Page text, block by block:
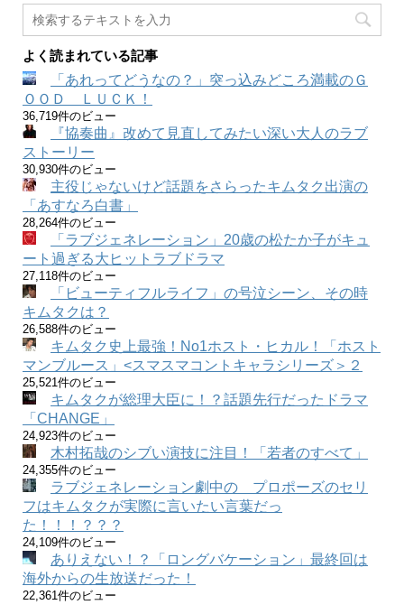
よく読まれている記事
「あれってどうなの？」突っ込みどころ満載のＧ
ＯＯＤ ＬＵＣＫ！
36,719件のビュー
『協奏曲』改めて見直してみたい深い大人のラブ
ストーリー
30,930件のビュー
主役じゃないけど話題をさらったキムタク出演の
「あすなろ白書」
28,264件のビュー
「ラブジェネレーション」20歳の松たか子がキュ
ート過ぎる大ヒットラブドラマ
27,118件のビュー
「ビューティフルライフ」の号泣シーン、その時
キムタクは？
26,588件のビュー
キムタク史上最強！No1ホスト・ヒカル！「ホスト
マンブルース」<スマスマコントキャラシリーズ＞２
25,521件のビュー
キムタクが総理大臣に！？話題先行だったドラマ
「CHANGE」
24,923件のビュー
木村拓哉のシブい演技に注目！「若者のすべて」
24,355件のビュー
ラブジェネレーション劇中の プロポーズのセリ
フはキムタクが実際に言いたい言葉だっ
た！！！？？？
24,109件のビュー
ありえない！？「ロングバケーション」最終回は
海外からの生放送だった！
22,361件のビュー